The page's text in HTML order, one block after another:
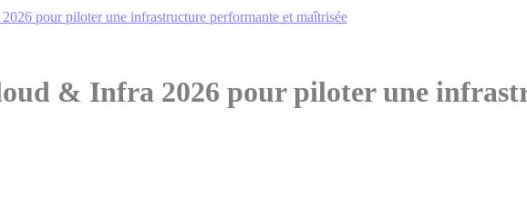
pour piloter une infrastructure performante et maîtrisée
& Infra 2026 pour piloter une